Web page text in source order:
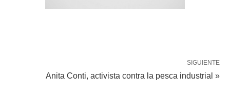
SIGUIENTE
Anita Conti, activista contra la pesca industrial »